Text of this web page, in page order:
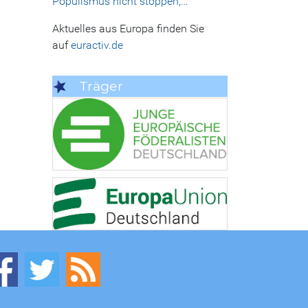
Aktuelles aus Europa finden Sie
aufeuractiv.de
Träger